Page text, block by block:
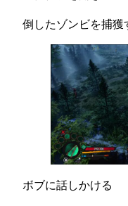
倒したゾンビを捕獲
ボブに話しかける